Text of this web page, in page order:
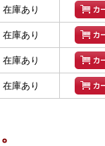
在庫あり
在庫あり
在庫あり
在庫あり